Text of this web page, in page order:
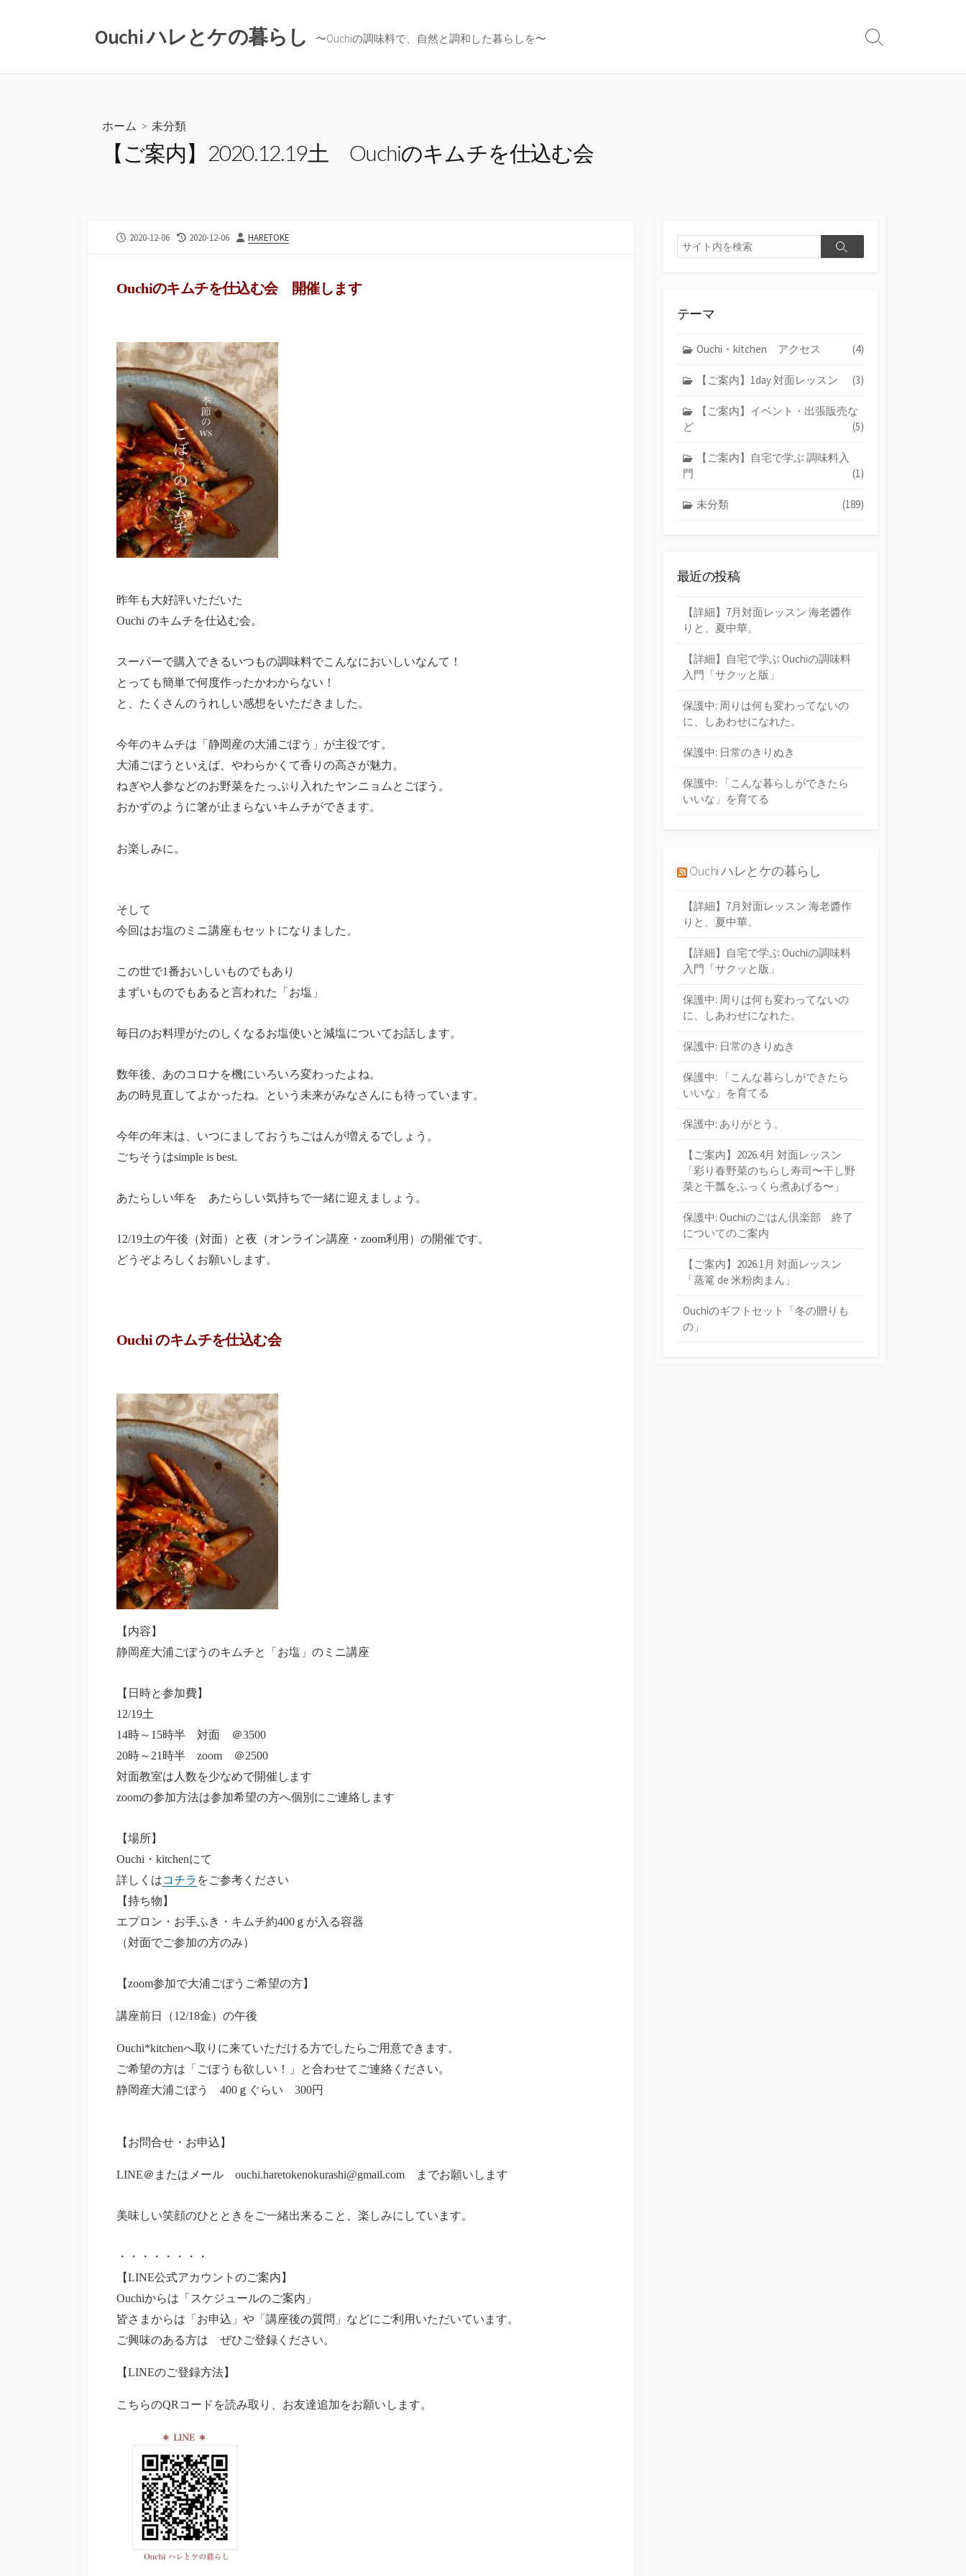
Ouchi ハレとケの暮らし 〜Ouchiの調味料で、自然と調和した暮らしを〜
検
ホーム > 未分類
【ご案内】2020.12.19土 Ouchiのキムチを仕込む会
公
2020-12-06
最
日
2020-12-06
投
HARETOKE
Ouchiのキムチを仕込む会 開催します
昨年も大好評いただいた
Ouchi のキムチを仕込む会。
スーパーで購入できるいつもの調味料でこんなにおいしいなんて！
とっても簡単で何度作ったかわからない！
と、たくさんのうれしい感想をいただきました。
今年のキムチは「静岡産の大浦ごぼう」が主役です。
大浦ごぼうといえば、やわらかくて香りの高さが魅力。
ねぎや人参などのお野菜をたっぷり入れたヤンニョムとごぼう。
おかずのように箸が止まらないキムチができます。
お楽しみに。
そして
今回はお塩のミニ講座もセットになりました。
この世で1番おいしいものでもあり
まずいものでもあると言われた「お塩」
毎日のお料理がたのしくなるお塩使いと減塩についてお話します。
数年後、あのコロナを機にいろいろ変わったよね。
あの時見直してよかったね。という未来がみなさんにも待っています。
今年の年末は、いつにましておうちごはんが増えるでしょう。
ごちそうはsimple is best.
あたらしい年を あたらしい気持ちで一緒に迎えましょう。
12/19土の午後（対面）と夜（オンライン講座・zoom利用）の開催です。
どうぞよろしくお願いします。
Ouchi のキムチを仕込む会
【内容】
静岡産大浦ごぼうのキムチと「お塩」のミニ講座
【日時と参加費】
12/19土
14時～15時半 対面 ＠3500
20時～21時半 zoom ＠2500
対面教室は人数を少なめで開催します
zoomの参加方法は参加希望の方へ個別にご連絡します
【場所】
Ouchi・kitchenにて
詳しくはコチラ をご参考ください
【持ち物】
エプロン・お手ふき・キムチ約400ｇが入る容器
（対面でご参加の方のみ）
【zoom参加で大浦ごぼうご希望の方】
講座前日（12/18金）の午後
Ouchi*kitchenへ取りに来ていただける方でしたらご用意できます。
ご希望の方は「ごぼうも欲しい！」と合わせてご連絡ください。
静岡産大浦ごぼう 400ｇぐらい 300円
【お問合せ・お申込】
LINE＠またはメール ouchi.haretokenokurashi@gmail.com までお願いします
美味しい笑顔のひとときをご一緒出来ること、楽しみにしています。
・・・・・・・・
【LINE公式アカウントのご案内】
Ouchiからは「スケジュールのご案内」
皆さまからは「お申込」や「講座後の質問」などにご利用いただいています。
ご興味のある方は ぜひご登録ください。
【LINEのご登録方法】
こちらのQRコードを読み取り、お友達追加をお願いします。
検
索
検
テーマ
Ouchi・kitchen アクセス (4)
【ご案内】1day 対面レッスン (3)
【ご案内】イベント・出張販売な
ど
(5)
【ご案内】自宅で学ぶ 調味料入
門
(1)
未分類 (189)
最近の投稿
【詳細】7月対面レッスン 海老醬作
りと、夏中華。
【詳細】自宅で学ぶ Ouchiの調味料
入門「サクッと版」
保護中: 周りは何も変わってないの
に、しあわせになれた。
保護中: 日常のきりぬき
保護中: 「こんな暮らしができたら
いいな」を育てる
Ouchi ハレとケの暮らし
【詳細】7月対面レッスン 海老醬作
りと、夏中華。
【詳細】自宅で学ぶ Ouchiの調味料
入門「サクッと版」
保護中: 周りは何も変わってないの
に、しあわせになれた。
保護中: 日常のきりぬき
保護中: 「こんな暮らしができたら
いいな」を育てる
保護中: ありがとう。
【ご案内】2026.4月 対面レッスン
「彩り春野菜のちらし寿司〜干し野
菜と干瓢をふっくら煮あげる〜」
保護中: Ouchiのごはん倶楽部 終了
についてのご案内
【ご案内】2026.1月 対面レッスン
「蒸篭 de 米粉肉まん」
Ouchiのギフトセット「冬の贈りも
の」